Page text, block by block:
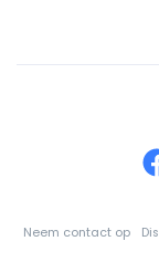
Djibouti
Neem contact op